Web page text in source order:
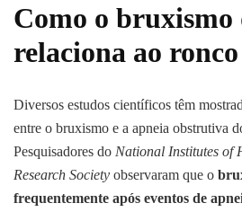
Como o bruxismo
relaciona ao
Diversos estudos científicos têm
entre o bruxismo e a apneia obstrutiva
Pesquisadores do National Institutes of
Research Society observaram que o
frequentemente após eventos de